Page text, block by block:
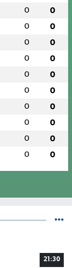
0 0
0 0
0 0
0 0
0 0
0 0
0 0
0 0
0 0
0 0
21:30